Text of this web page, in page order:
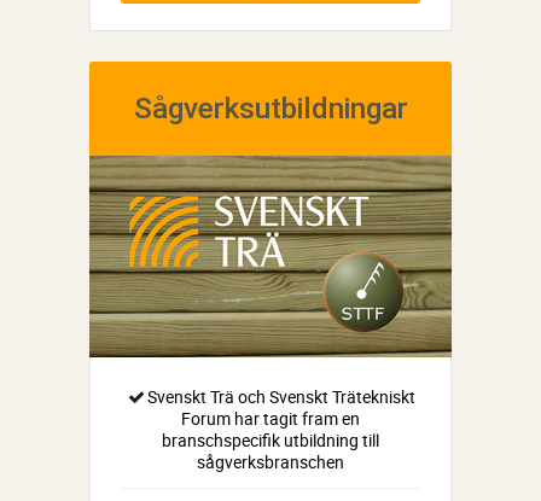
Sågverksutbildningar
Svenskt Trä och Svenskt Trätekniskt
Forum har tagit fram en
branschspecifik utbildning till
sågverksbranschen